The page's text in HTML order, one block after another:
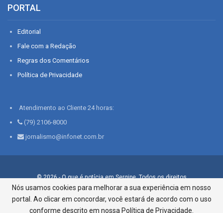
PORTAL
Editorial
Fale com a Redação
Regras dos Comentários
Política de Privacidade
Atendimento ao Cliente 24 horas:
(79) 2106-8000
jornalismo@infonet.com.br
© 2026 - O que é notícia em Sergipe. Todos os direitos
reservados.
Infonet - Rua Monsenhor Silveira 276, Bairro São José |
Aracaju-SE, CEP 49015-030, Fone: 79.2106.8000 - CI Centro de
Nós usamos cookies para melhorar a sua experiência em nosso
portal. Ao clicar em concordar, você estará de acordo com o uso
conforme descrito em nossa Política de Privacidade.